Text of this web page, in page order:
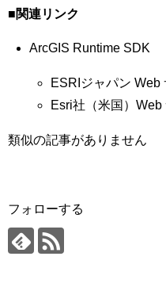
■関連リンク
ArcGIS Runtime SDK
ESRIジャパン Web
Esri社（米国）Web
類似の記事がありません
フォローする